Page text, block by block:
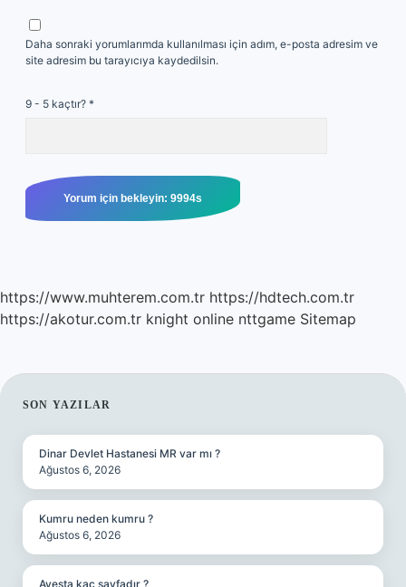
Daha sonraki yorumlarımda kullanılması için adım, e-posta adresim ve
site adresim bu tarayıcıya kaydedilsin.
9 - 5 kaçtır? *
https://www.muhterem.com.tr https://hdtech.com.tr
https://akotur.com.tr knight online nttgame Sitemap
SIDEBAR
SON YAZILAR
Dinar Devlet Hastanesi MR var mı ?
Ağustos 6, 2026
Kumru neden kumru ?
Ağustos 6, 2026
Avesta kaç sayfadır ?